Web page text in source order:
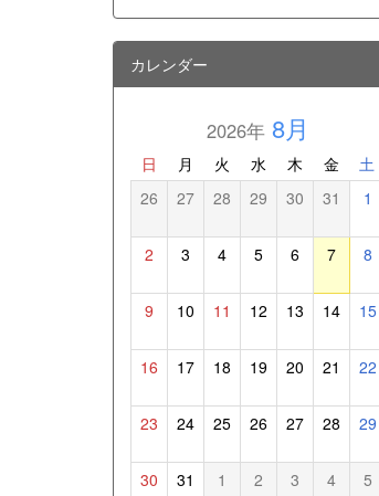
カレンダー
2026年8月
日 月 火 水 木 金 土
26 27 28 29 30 31 1
2 3 4 5 6 7 8
9 10 11 12 13 14 15
16 17 18 19 20 21 22
23 24 25 26 27 28 29
30 31 1 2 3 4 5